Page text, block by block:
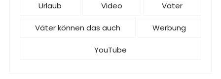
Urlaub Video Väter
Väter können das auch Werbung
YouTube